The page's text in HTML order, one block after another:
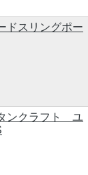
ドスリングポー
ンクラフト ユ